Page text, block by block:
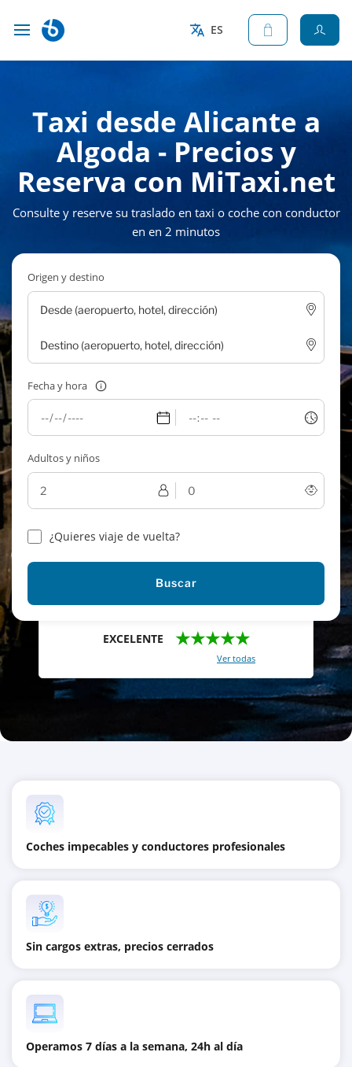
ES
Taxi desde Alicante a
Algoda - Precios y
Reserva con MiTaxi.net
Consulte y reserve su traslado en taxi o coche con conductor
en en 2 minutos
Origen y destino
Fecha y hora
Adultos y niños
¿Quieres viaje de vuelta?
Buscar
EXCELENTE ★★★★★
Ver todas
Coches impecables y conductores profesionales
Sin cargos extras, precios cerrados
Operamos 7 días a la semana, 24h al día